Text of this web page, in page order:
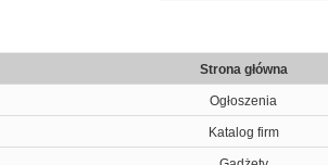
Strona główna
Ogłoszenia
Katalog firm